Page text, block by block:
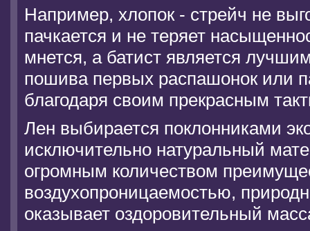
Например, хлопок - стрейч не
пачкается и не теряет
мнется, а батист является
пошива первых распашонок или
благодаря своим прекрасным
Лен выбирается поклонниками
исключительно натуральный
огромным количеством
воздухопроницаемостью,
оказывает оздоровительный